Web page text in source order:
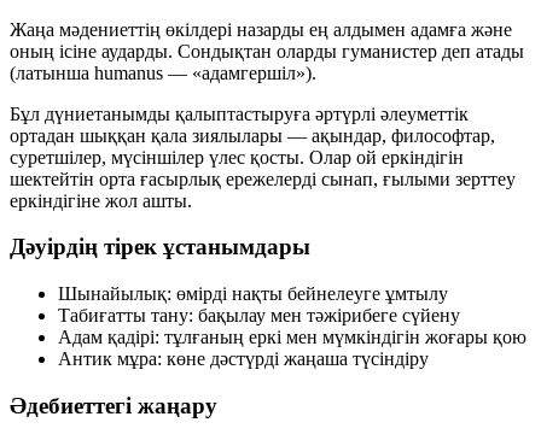
Жаңа мәдениеттің өкілдері назарды ең алдымен адамға және
оның ісіне аударды. Сондықтан оларды гуманистер деп атады
(латынша humanus — «адамгершіл»).
Бұл дүниетанымды қалыптастыруға әртүрлі әлеуметтік
ортадан шыққан қала зиялылары — ақындар, философтар,
суретшілер, мүсіншілер үлес қосты. Олар ой еркіндігін
шектейтін орта ғасырлық ережелерді сынап, ғылыми зерттеу
еркіндігіне жол ашты.
Дәуірдің тірек ұстанымдары
Шынайылық: өмірді нақты бейнелеуге ұмтылу
Табиғатты тану: бақылау мен тәжірибеге сүйену
Адам қадірі: тұлғаның еркі мен мүмкіндігін жоғары қою
Антик мұра: көне дәстүрді жаңаша түсіндіру
Әдебиеттегі жаңару